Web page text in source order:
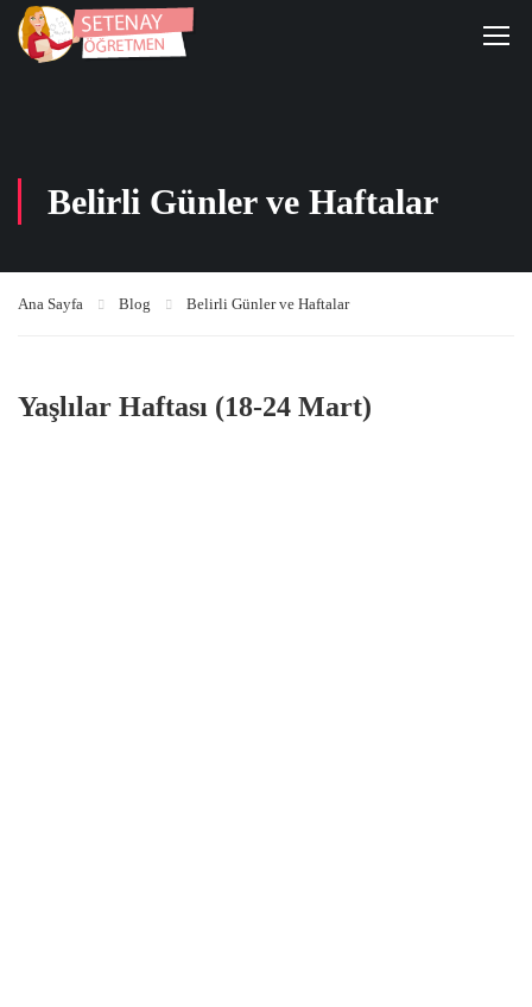
Belirli Günler ve Haftalar
Ana Sayfa Blog Belirli Günler ve Haftalar
Yaşlılar Haftası (18-24 Mart)